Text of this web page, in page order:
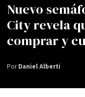
Nuevo
City revela
comprar y
PorDaniel Alberti